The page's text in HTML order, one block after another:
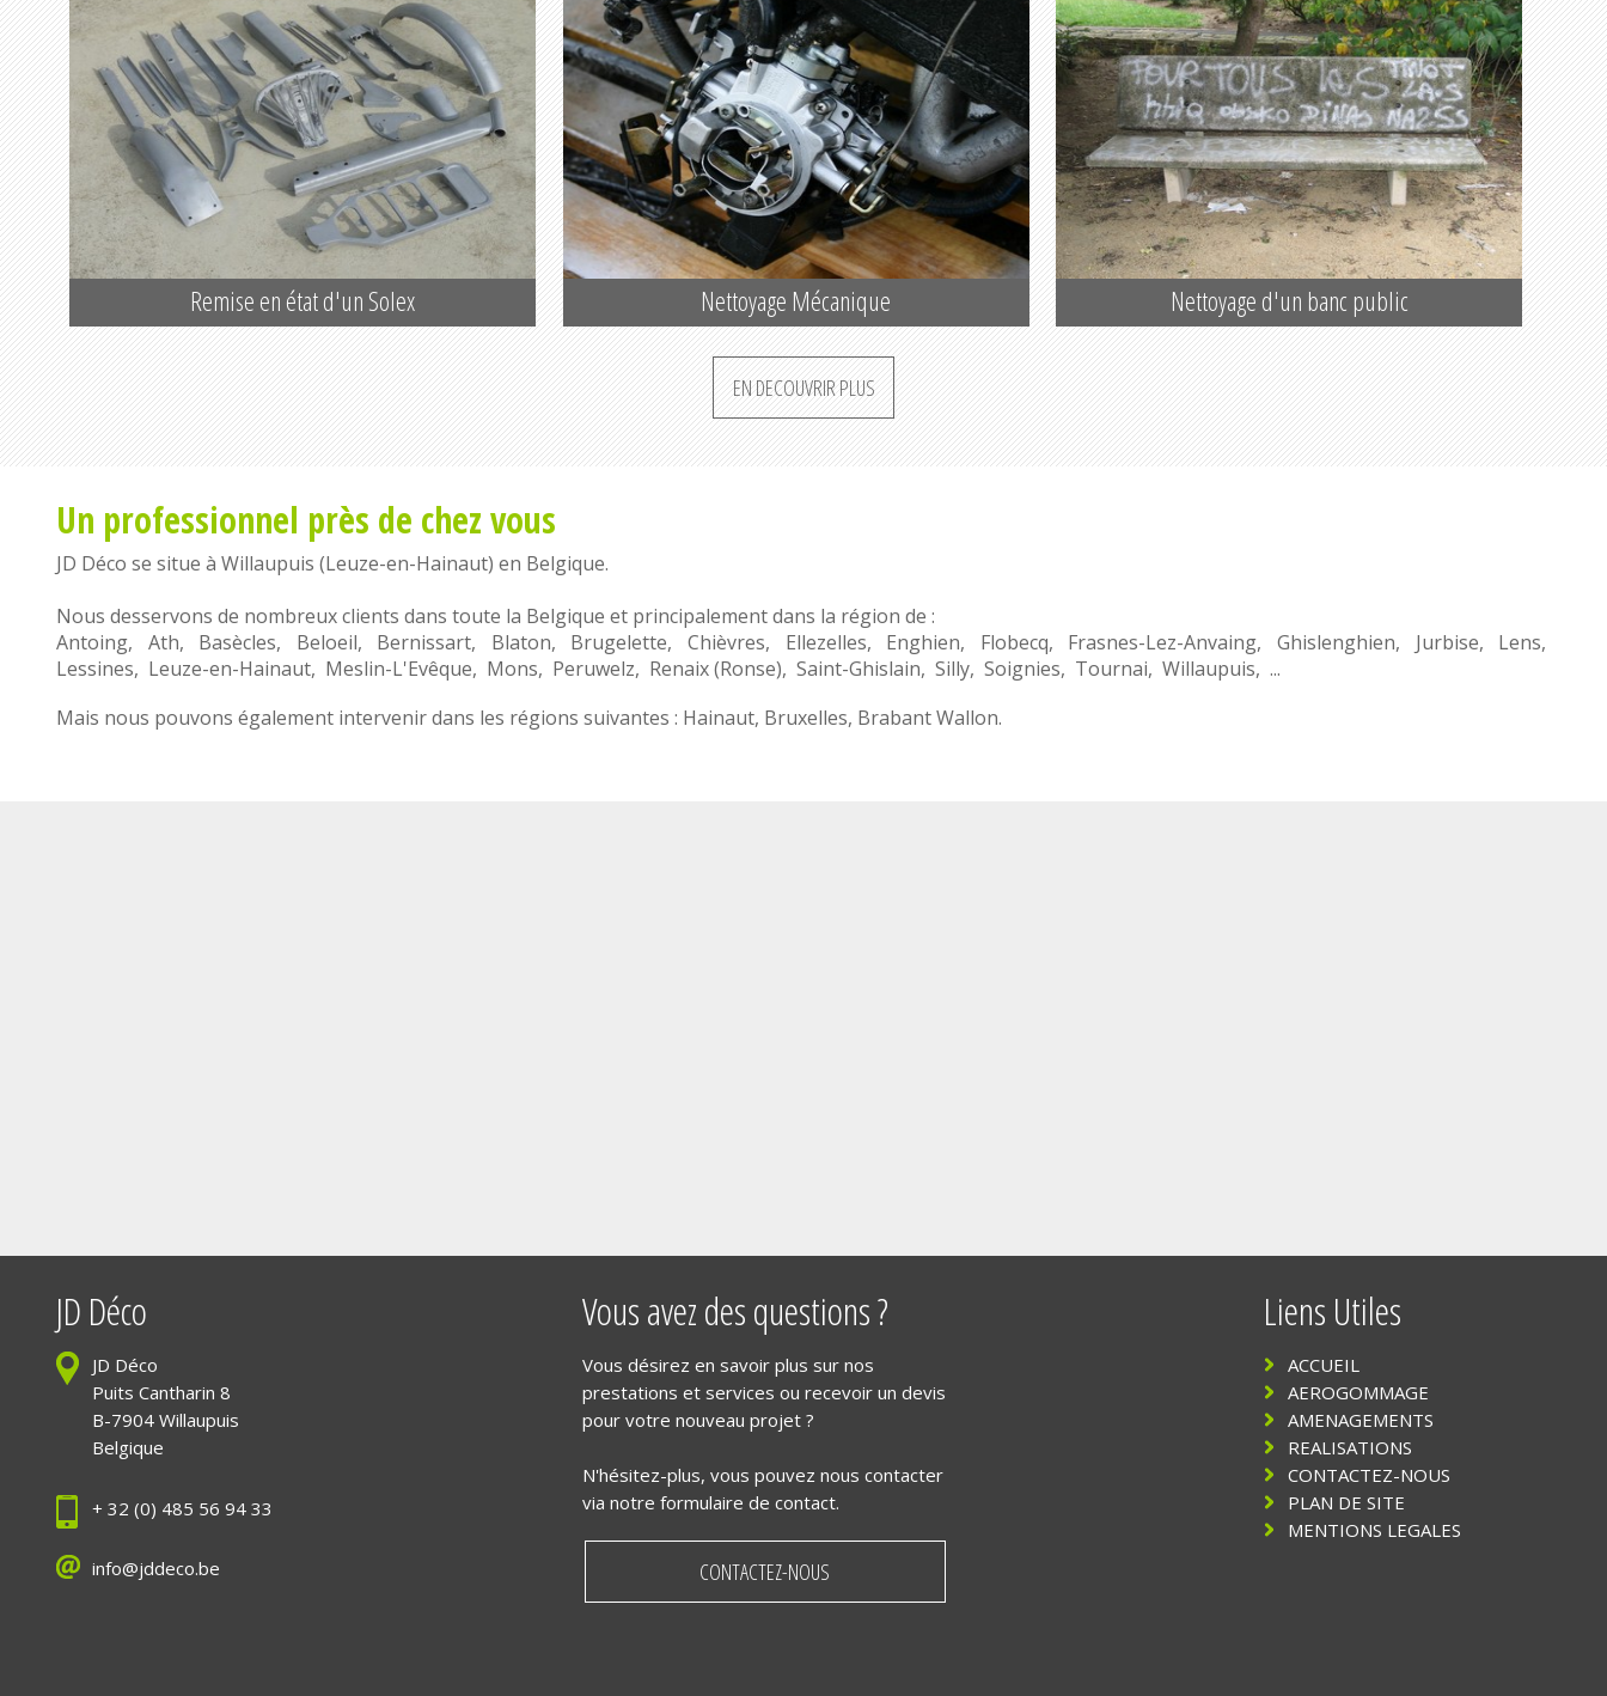
Remise en état d'un Solex Nettoyage Mécanique Nettoyage d'un banc public
EN DECOUVRIR PLUS
Un professionnel près de chez vous
JD Déco se situe à Willaupuis (Leuze-en-Hainaut) en Belgique.
Nous desservons de nombreux clients dans toute la Belgique et principalement dans la région de :
Antoing, Ath, Basècles, Beloeil, Bernissart, Blaton, Brugelette,Chièvres, Ellezelles, Enghien, Flobecq, Frasnes-Lez-Anvaing, Ghislenghien, Jurbise, Lens,
Lessines, Leuze-en-Hainaut, Meslin-L'Evêque, Mons, Peruwelz, Renaix (Ronse), Saint-Ghislain, Silly, Soignies, Tournai, Willaupuis, ...
Mais nous pouvons également intervenir dans les régions suivantes : Hainaut, Bruxelles, Brabant Wallon.
JD Déco
JD Déco
Puits Cantharin 8
B-7904 Willaupuis
Belgique
+ 32 (0) 485 56 94 33
info@jddeco.be
Vous avez des questions ?
Vous désirez en savoir plus sur nos
prestations et services ou recevoir un devis
pour votre nouveau projet ?
N'hésitez-plus, vous pouvez nous contacter
via notre formulaire de contact.
CONTACTEZ-NOUS
Liens Utiles
ACCUEIL
AEROGOMMAGE
AMENAGEMENTS
REALISATIONS
CONTACTEZ-NOUS
PLAN DE SITE
MENTIONS LEGALES